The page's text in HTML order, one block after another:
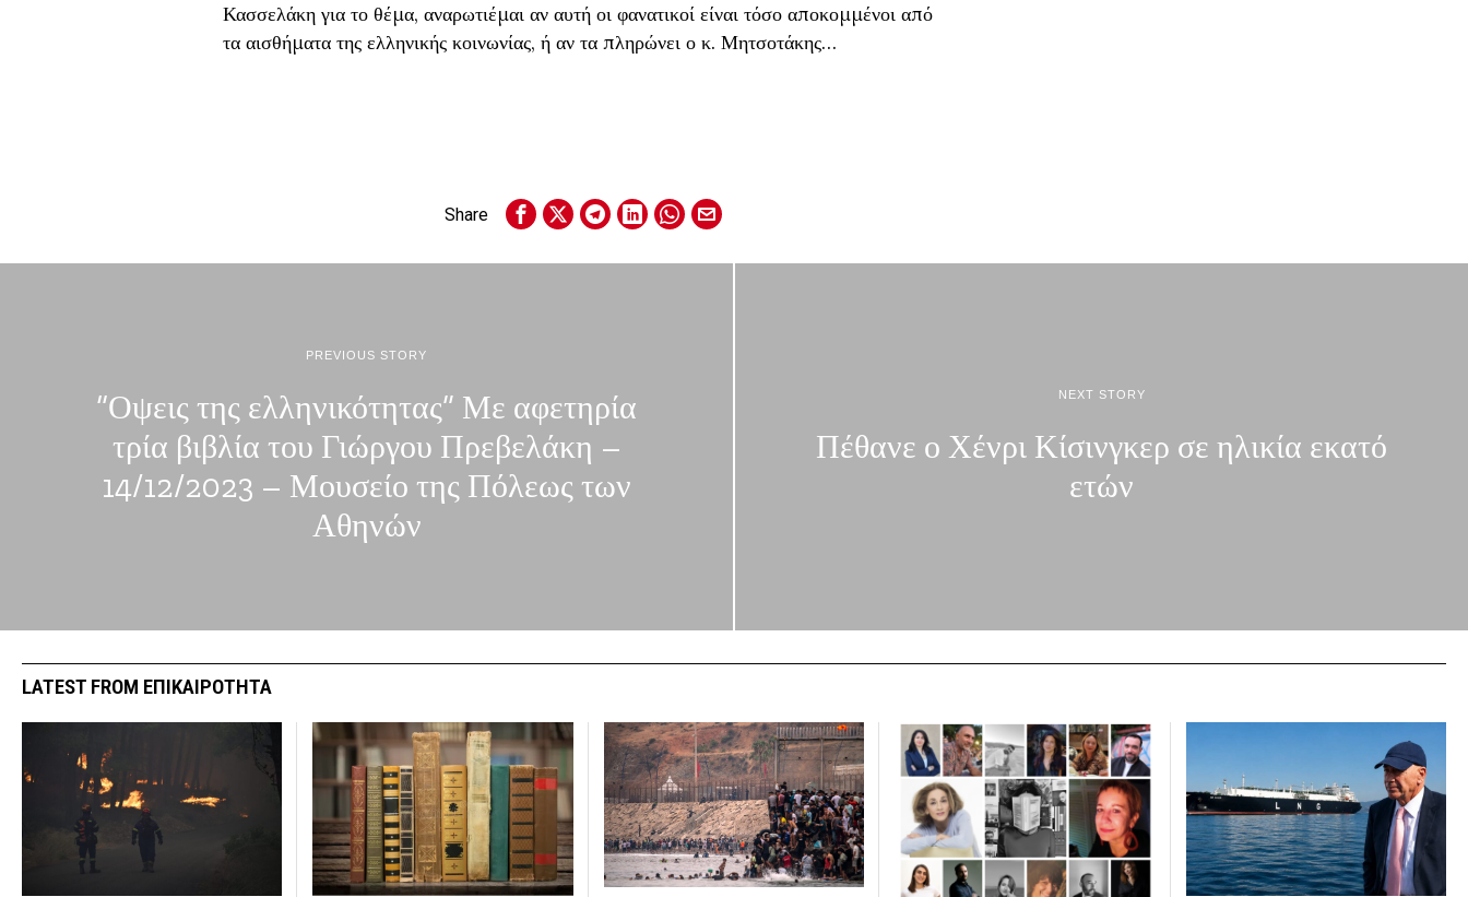
Κασσελάκη για το θέμα, αναρωτιέμαι αν αυτή οι φανατικοί είναι τόσο αποκομμένοι από
τα αισθήματα της ελληνικής κοινωνίας, ή αν τα πληρώνει ο κ. Μητσοτάκης…
Share
PREVIOUS STORY
“Οψεις της ελληνικότητας” Με αφετηρία
τρία βιβλία του Γιώργου Πρεβελάκη –
14/12/2023 – Μουσείο της Πόλεως των
Αθηνών
NEXT STORY
Πέθανε ο Χένρι Κίσινγκερ σε ηλικία εκατό
ετών
LATEST FROM ΕΠΙΚΑΙΡΟΤΗΤΑ